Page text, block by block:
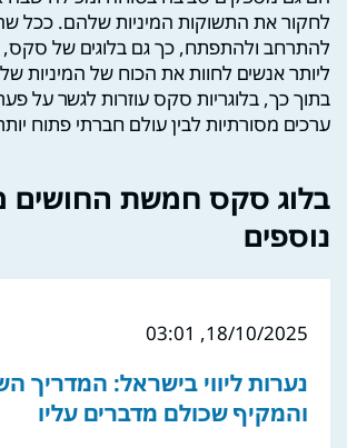
לחקור את התשוקות המיניות שלהם. ככל
להתרחב ולהתפתח, כך גם בלוגים של סקס,
ליותר אנשים לחוות את הכוח של המיניות
בתוך כך, בלוגריות סקס עוזרות לגשר על
ערכים מסורתיות לבין עולם חברתי פתוח
בלוג סקס חמשת החושים
נוספים
18/10/2025, 03:01
נערות ליווי בישראל: המדריך
והמקיף שכולם מדברים עליו